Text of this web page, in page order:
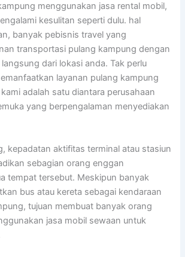
menggunakan jasa rental mobil,
kesulitan seperti dulu. hal
banyak pebisnis travel yang
transportasi pulang kampung dengan
dari lokasi anda. Tak perlu
layanan pulang kampung
adalah satu diantara perusahaan
yang berpengalaman menyediakan
kepadatan aktifitas terminal atau stasiun
sebagian orang enggan
tempat tersebut. Meskipun banyak
bus atau kereta sebagai kendaraan
tujuan membuat banyak orang
jasa mobil sewaan untuk